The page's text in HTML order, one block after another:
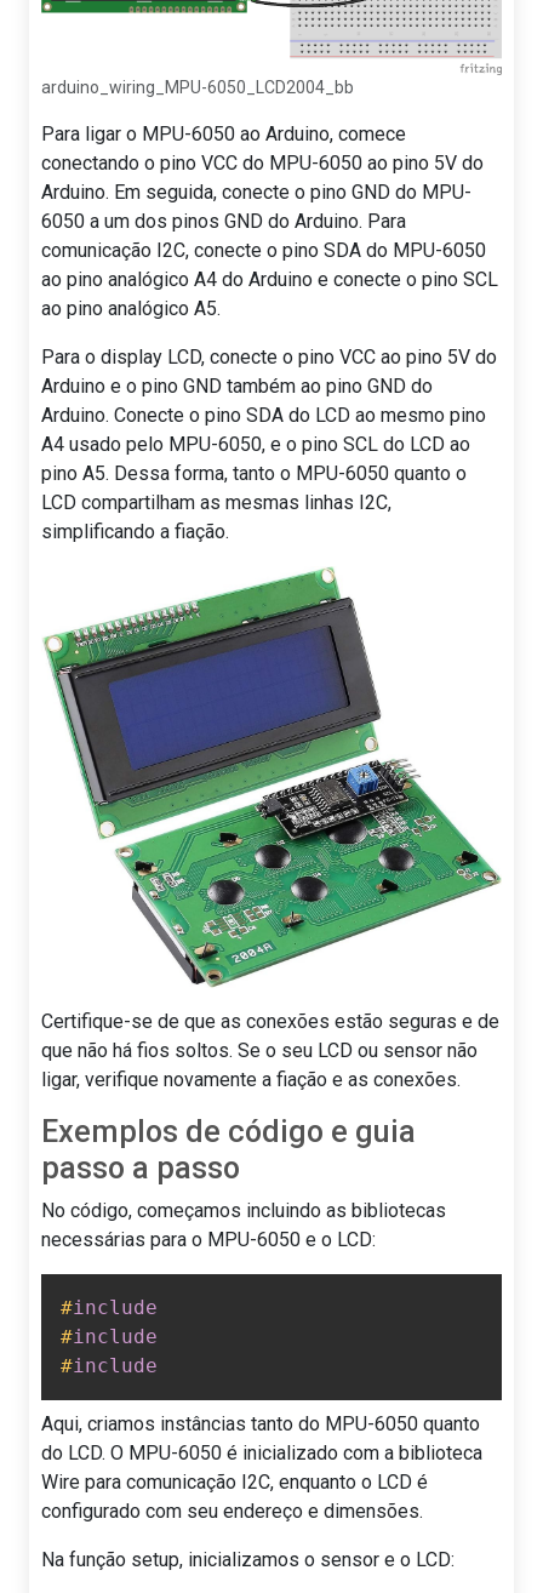
arduino_wiring_MPU-6050_LCD2004_bb
Para ligar o MPU-6050 ao Arduino, comece
conectando o pino VCC do MPU-6050 ao pino 5V do
Arduino. Em seguida, conecte o pino GND do MPU-
6050 a um dos pinos GND do Arduino. Para
comunicação I2C, conecte o pino SDA do MPU-6050
ao pino analógico A4 do Arduino e conecte o pino SCL
ao pino analógico A5.
Para o display LCD, conecte o pino VCC ao pino 5V do
Arduino e o pino GND também ao pino GND do
Arduino. Conecte o pino SDA do LCD ao mesmo pino
A4 usado pelo MPU-6050, e o pino SCL do LCD ao
pino A5. Dessa forma, tanto o MPU-6050 quanto o
LCD compartilham as mesmas linhas I2C,
simplificando a fiação.
Certifique-se de que as conexões estão seguras e de
que não há fios soltos. Se o seu LCD ou sensor não
ligar, verifique novamente a fiação e as conexões.
Exemplos de código e guia
passo a passo
No código, começamos incluindo as bibliotecas
necessárias para o MPU-6050 e o LCD:
#include
#include
#include
Aqui, criamos instâncias tanto do MPU-6050 quanto
do LCD. O MPU-6050 é inicializado com a biblioteca
Wire para comunicação I2C, enquanto o LCD é
configurado com seu endereço e dimensões.
Na função setup, inicializamos o sensor e o LCD: